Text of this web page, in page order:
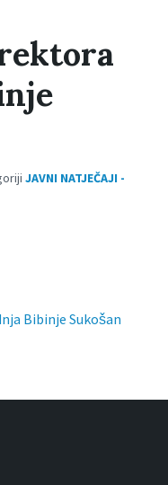
JAVNI NATJEČAJI -
Bibinje Sukošan